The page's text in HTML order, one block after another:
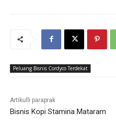
Peluang Bisnis Cordyco Terdekat
Artikulli paraprak
Bisnis Kopi Stamina Mataram